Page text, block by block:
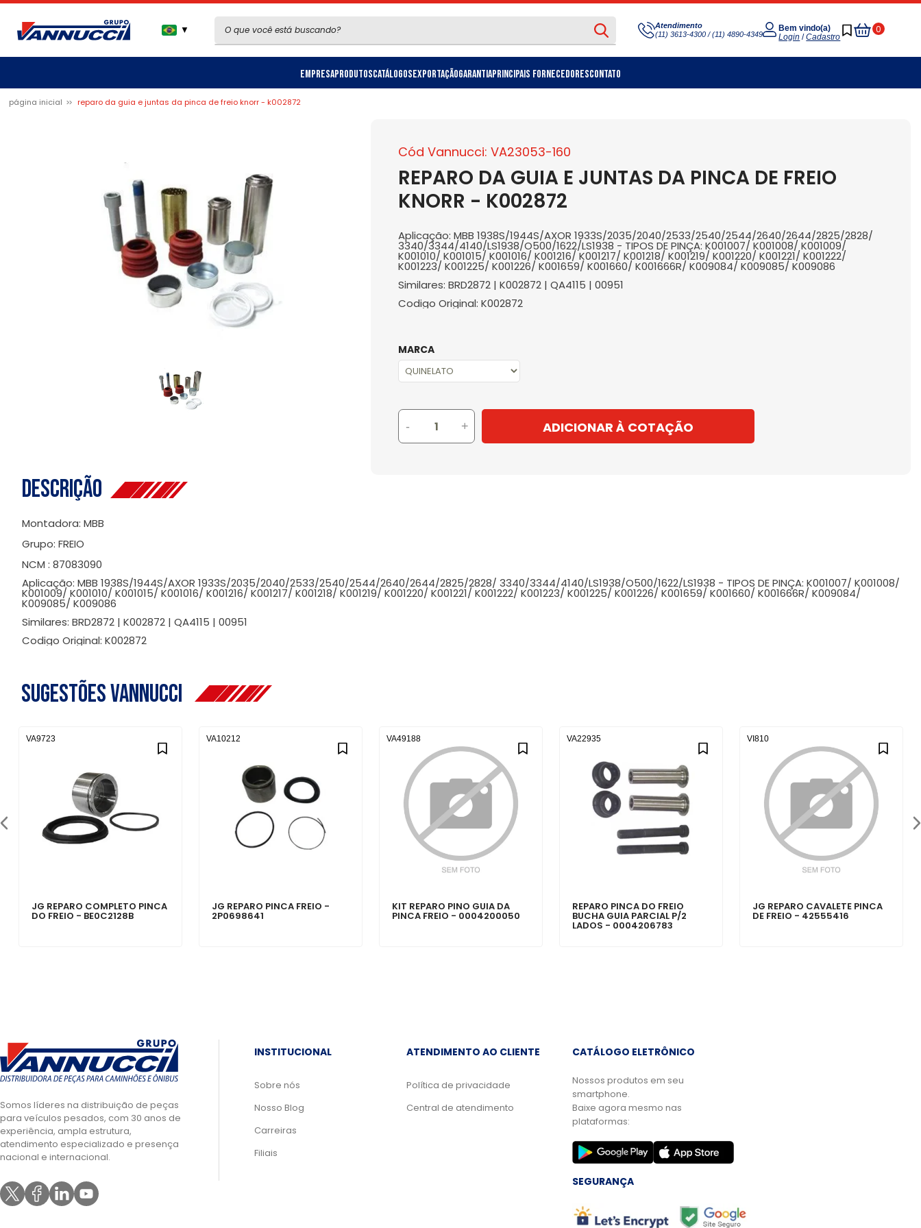
▼
Atendimento
(11) 3613-4300 / (11) 4890-4349
Bem vindo(a)
Login /Cadastro
0
Meu
Carrinho
EmpresaProdutosCatálogosExportaçãoGarantiaPrincipais FornecedoresContato
página inicial reparo da guia e juntas da pinca de freio knorr - k002872
Cód Vannucci: VA23053-160
REPARO DA GUIA E JUNTAS DA PINCA DE FREIO
KNORR - K002872
Aplicação: MBB 1938S/1944S/AXOR 1933S/2035/2040/2533/2540/2544/2640/2644/2825/2828/
3340/3344/4140/LS1938/O500/1622/LS1938 - TIPOS DE PINÇA: K001007/ K001008/ K001009/
K001010/ K001015/ K001016/ K001216/ K001217/ K001218/ K001219/ K001220/ K001221/ K001222/
K001223/ K001225/ K001226/ K001659/ K001660/ K001666R/ K009084/ K009085/ K009086
Similares: BRD2872 | K002872 | QA4115 | 00951
Codigo Original: K002872
MARCA
- + ADICIONAR À COTAÇÃO
Descrição
Montadora: MBB
Grupo: FREIO
NCM : 87083090
Aplicação: MBB 1938S/1944S/AXOR 1933S/2035/2040/2533/2540/2544/2640/2644/2825/2828/ 3340/3344/4140/LS1938/O500/1622/LS1938 - TIPOS DE PINÇA: K001007/ K001008/
K001009/ K001010/ K001015/ K001016/ K001216/ K001217/ K001218/ K001219/ K001220/ K001221/ K001222/ K001223/ K001225/ K001226/ K001659/ K001660/ K001666R/ K009084/
K009085/ K009086
Similares: BRD2872 | K002872 | QA4115 | 00951
Codigo Original: K002872
Sugestões Vannucci
JG REPARO COMPLETO PINCA
DO FREIO - BE0C2128B
VA9723
JG REPARO PINCA FREIO -
2P0698641
VA10212
KIT REPARO PINO GUIA DA
PINCA FREIO - 0004200050
VA49188
REPARO PINCA DO FREIO
BUCHA GUIA PARCIAL P/2
LADOS - 0004206783
VA22935
JG REPARO CAVALETE PINCA
DE FREIO - 42555416
VI810
Somos líderes na distribuição de peças
para veículos pesados, com 30 anos de
experiência, ampla estrutura,
atendimento especializado e presença
nacional e internacional.
INSTITUCIONAL
Sobre nós
Nosso Blog
Carreiras
Filiais
ATENDIMENTO AO CLIENTE
Política de privacidade
Central de atendimento
CATÁLOGO ELETRÔNICO
Nossos produtos em seu
smartphone.
Baixe agora mesmo nas
plataformas:
SEGURANÇA